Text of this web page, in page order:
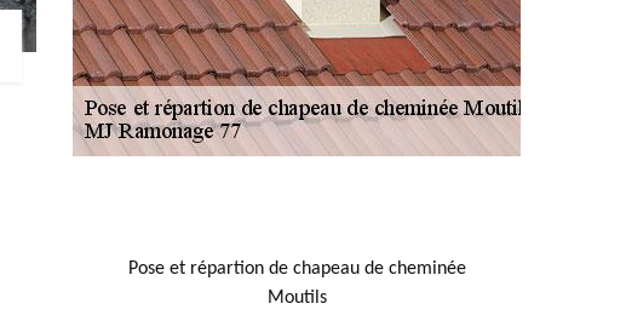
Pose et répartion de chapeau de cheminée
Moutils